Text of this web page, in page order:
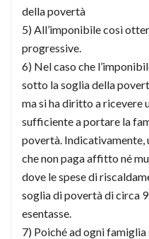
della povertà
5) All’imponibile così
progressive.
6) Nel caso che
sotto la soglia della
ma si ha diritto a ricevere
sufficiente a portare la
povertà. Indicativamente,
che non paga affitto né
dove le spese di
soglia di povertà di circa
esentasse.
7) Poiché ad ogni